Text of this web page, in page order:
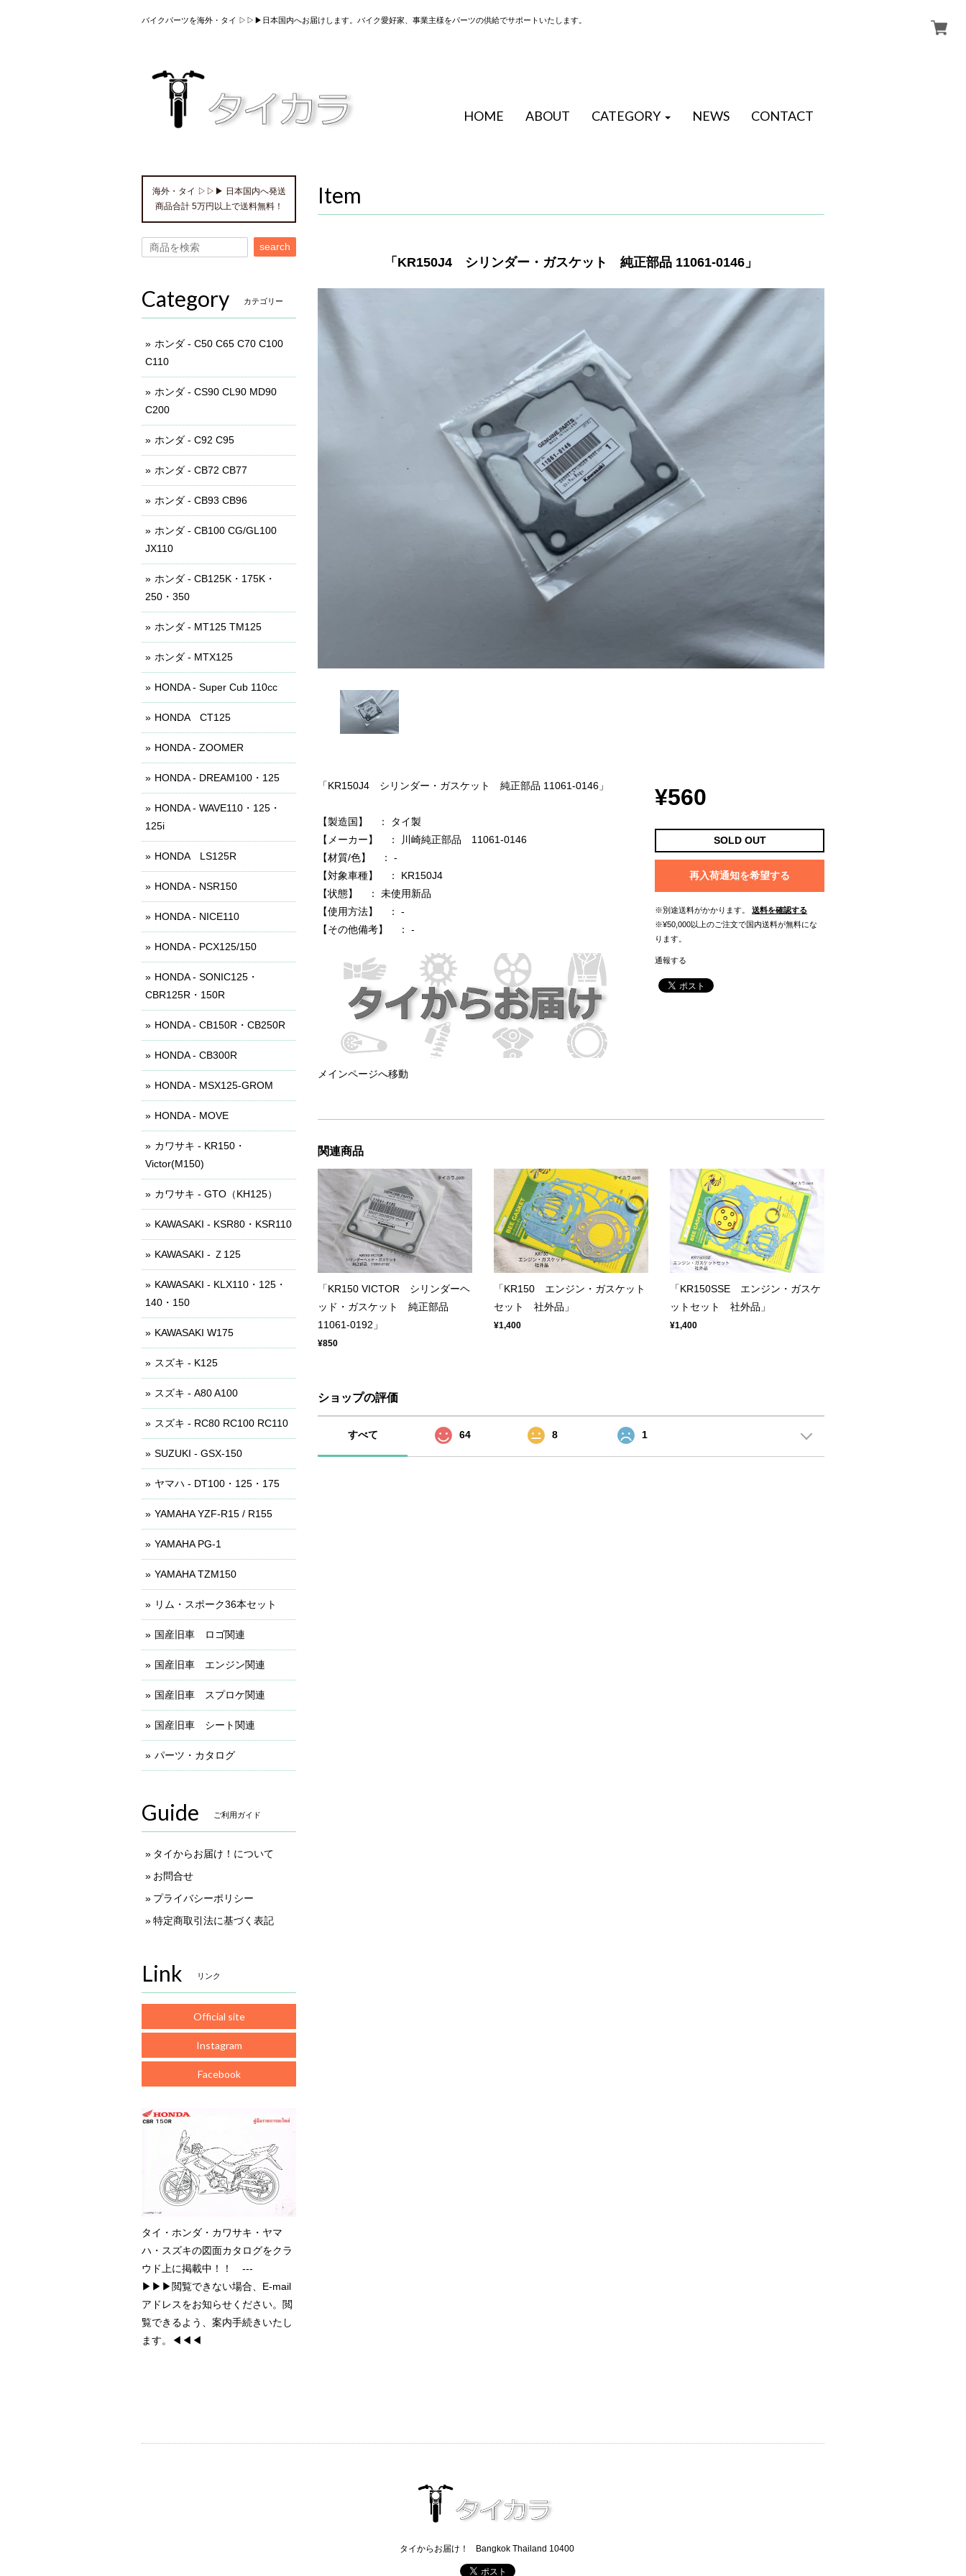
バイクパーツを海外・タイ ▷▷▶日本国内へお届けします。バイク愛好家、事業主様をパーツの供給でサポートいたします。
HOME ABOUT CATEGORY NEWS CONTACT
Item
「KR150J4 シリンダー・ガスケット 純正部品 11061-0146」
「KR150J4 シリンダー・ガスケット 純正部品 11061-0146」
【製造国】 ： タイ製
【メーカー】 ： 川崎純正部品 11061-0146
【材質/色】 ： -
【対象車種】 ： KR150J4
【状態】 ： 未使用新品
【使用方法】 ： -
【その他備考】 ： -
メインページへ移動
¥560
SOLD OUT
再入荷通知を希望する
※別途送料がかかります。
送料を確認する
※¥50,000以上のご注文で国内送料が無料にな
ります。
通報する
関連商品
「KR150 VICTOR シリンダーヘ
ッド・ガスケット 純正部品
11061-0192」
¥850
「KR150 エンジン・ガスケット
セット 社外品」
¥1,400
「KR150SSE エンジン・ガスケ
ットセット 社外品」
¥1,400
ショップの評価
すべて 64 8 1
海外・タイ ▷▷▶ 日本国内へ発送
商品合計 5万円以上で送料無料！
search
Category カテゴリー
ホンダ - C50 C65 C70 C100
C110
ホンダ - CS90 CL90 MD90
C200
ホンダ - C92 C95
ホンダ - CB72 CB77
ホンダ - CB93 CB96
ホンダ - CB100 CG/GL100
JX110
ホンダ - CB125K・175K・
250・350
ホンダ - MT125 TM125
ホンダ - MTX125
HONDA - Super Cub 110cc
HONDA CT125
HONDA - ZOOMER
HONDA - DREAM100・125
HONDA - WAVE110・125・
125i
HONDA LS125R
HONDA - NSR150
HONDA - NICE110
HONDA - PCX125/150
HONDA - SONIC125・
CBR125R・150R
HONDA - CB150R・CB250R
HONDA - CB300R
HONDA - MSX125-GROM
HONDA - MOVE
カワサキ - KR150・
Victor(M150)
カワサキ - GTO（KH125）
KAWASAKI - KSR80・KSR110
KAWASAKI - Ｚ125
KAWASAKI - KLX110・125・
140・150
KAWASAKI W175
スズキ - K125
スズキ - A80 A100
スズキ - RC80 RC100 RC110
SUZUKI - GSX-150
ヤマハ - DT100・125・175
YAMAHA YZF-R15 / R155
YAMAHA PG-1
YAMAHA TZM150
リム・スポーク36本セット
国産旧車 ロゴ関連
国産旧車 エンジン関連
国産旧車 スプロケ関連
国産旧車 シート関連
パーツ・カタログ
Guide ご利用ガイド
タイからお届け！について
お問合せ
プライバシーポリシー
特定商取引法に基づく表記
Link リンク
Official site
Instagram
Facebook
タイ・ホンダ・カワサキ・ヤマ
ハ・スズキの図面カタログをクラ
ウド上に掲載中！！ ---
▶▶▶閲覧できない場合、E-mail
アドレスをお知らせください。閲
覧できるよう、案内手続きいたし
ます。◀◀◀
タイからお届け！ Bangkok Thailand 10400